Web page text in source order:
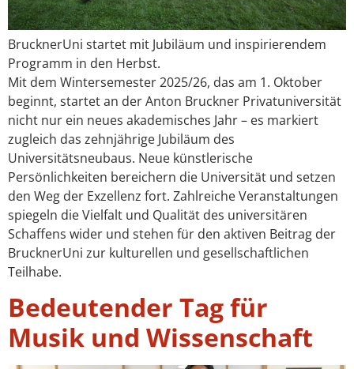
BrucknerUni startet mit Jubiläum und inspirierendem
Programm in den Herbst.
Mit dem Wintersemester 2025/26, das am 1. Oktober
beginnt, startet an der Anton Bruckner Privatuniversität
nicht nur ein neues akademisches Jahr – es markiert
zugleich das zehnjährige Jubiläum des
Universitätsneubaus. Neue künstlerische
Persönlichkeiten bereichern die Universität und setzen
den Weg der Exzellenz fort. Zahlreiche Veranstaltungen
spiegeln die Vielfalt und Qualität des universitären
Schaffens wider und stehen für den aktiven Beitrag der
BrucknerUni zur kulturellen und gesellschaftlichen
Teilhabe.
Bedeutender Tag für
Musik und Wissenschaft